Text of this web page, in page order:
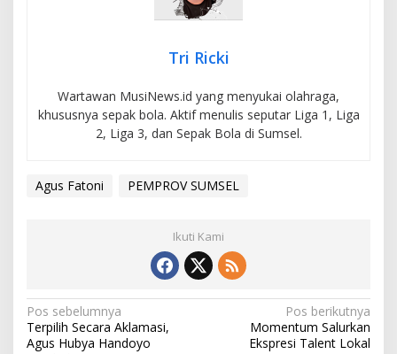
Tri Ricki
Wartawan MusiNews.id yang menyukai olahraga,
khususnya sepak bola. Aktif menulis seputar Liga 1, Liga
2, Liga 3, dan Sepak Bola di Sumsel.
Agus Fatoni PEMPROV SUMSEL
Ikuti Kami
N
a
Pos sebelumnya
Terpilih Secara Aklamasi,
Agus Hubya Handoyo
Pos berikutnya
Momentum Salurkan
Ekspresi Talent Lokal